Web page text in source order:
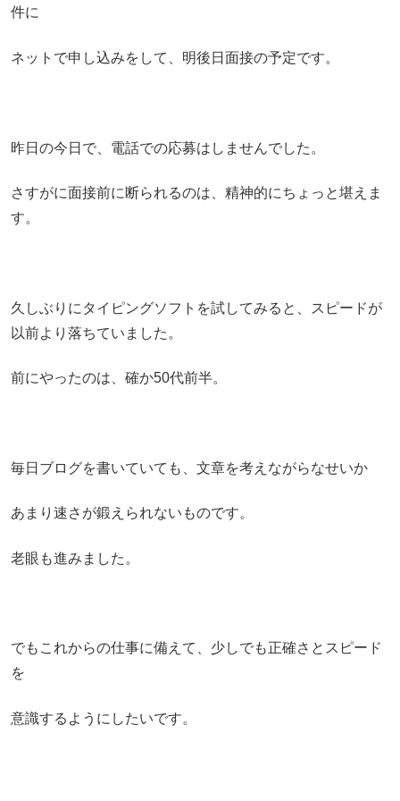
件に
ネットで申し込みをして、明後日面接の予定です。
昨日の今日で、電話での応募はしませんでした。
さすがに面接前に断られるのは、精神的にちょっと堪えま
す。
久しぶりにタイピングソフトを試してみると、スピードが
以前より落ちていました。
前にやったのは、確か50代前半。
毎日ブログを書いていても、文章を考えながらなせいか
あまり速さが鍛えられないものです。
老眼も進みました。
でもこれからの仕事に備えて、少しでも正確さとスピード
を
意識するようにしたいです。